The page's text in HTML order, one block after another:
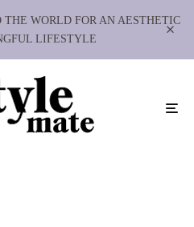
THE WORLD FOR AN AESTHETIC
LIFESTYLE